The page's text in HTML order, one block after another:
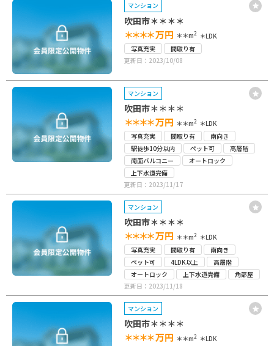
マンション
吹田市＊＊＊＊
＊＊＊＊万円 ＊＊m2 ＊LDK
写真充実
間取り有
更新日：2023/10/08
マンション
吹田市＊＊＊＊
＊＊＊＊万円 ＊＊m2 ＊LDK
写真充実
間取り有
南向き
駅徒歩10分以内
ペット可
高層階
南面バルコニー
オートロック
上下水道完備
更新日：2023/11/17
マンション
吹田市＊＊＊＊
＊＊＊＊万円 ＊＊m2 ＊LDK
写真充実
間取り有
南向き
ペット可
4LDK以上
高層階
オートロック
上下水道完備
角部屋
更新日：2023/11/18
マンション
吹田市＊＊＊＊
＊＊＊＊万円 ＊＊m2 ＊LDK